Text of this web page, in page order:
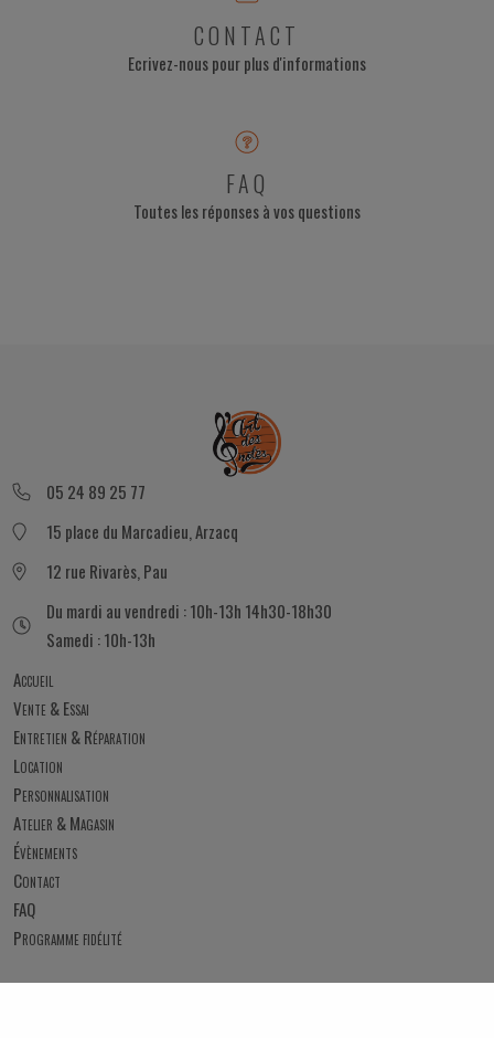
CONTACT
Ecrivez-nous pour plus d'informations
FAQ
Toutes les réponses à vos questions
05 24 89 25 77
15 place du Marcadieu, Arzacq
12 rue Rivarès, Pau
Du mardi au vendredi : 10h-13h 14h30-18h30
Samedi : 10h-13h
Accueil
Vente & Essai
Entretien & Réparation
Location
Personnalisation
Atelier & Magasin
Évènements
Contact
FAQ
Programme fidélité